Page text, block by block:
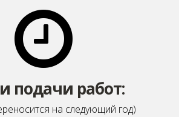
от геологини с лопатой..
подачи работ:
на следующий год)